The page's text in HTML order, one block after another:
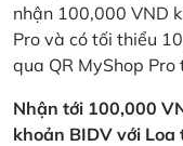
nhận 100,000 VND
Pro và có tối thiểu
qua QR MyShop
Nhận tới 100,000
khoản BIDV với